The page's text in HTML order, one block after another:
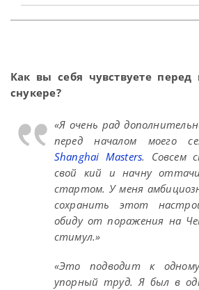
Как вы себя чувствуете
снукере?
«Я очень рад
перед началом моего
Shanghai Masters. Совсем
свой кий и начну
стартом. У меня
сохранить этот
обиду от поражения на
стимул.»
«Это подводит к
упорный труд. Я был в